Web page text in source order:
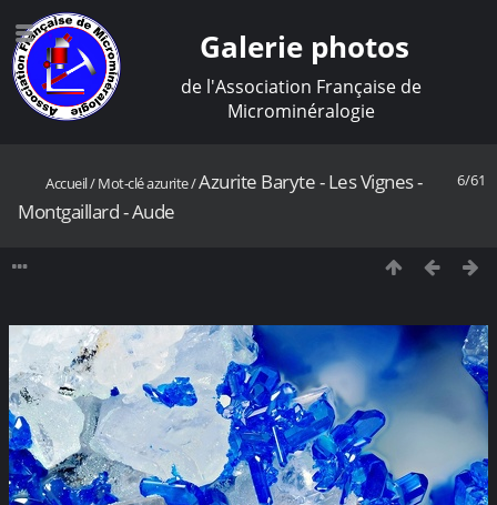
Galerie photos
de l'Association Française de
Microminéralogie
6/61
Accueil/Mot-cléazurite/Azurite Baryte - Les Vignes -
Montgaillard - Aude